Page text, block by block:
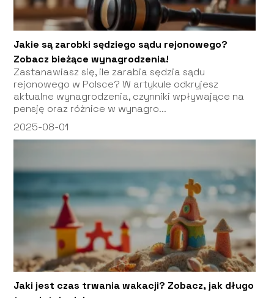
Jakie są zarobki sędziego sądu rejonowego?
Zobacz bieżące wynagrodzenia!
Zastanawiasz się, ile zarabia sędzia sądu
rejonowego w Polsce? W artykule odkryjesz
aktualne wynagrodzenia, czynniki wpływające na
pensję oraz różnice w wynagro...
2025-08-01
Jaki jest czas trwania wakacji? Zobacz, jak długo